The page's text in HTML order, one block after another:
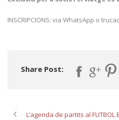
INSCRIPCIONS: via WhatsApp o
Share Post:
L’agenda de partits al FUTBOL